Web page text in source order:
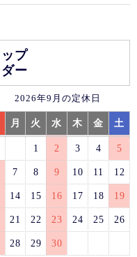
プ
ー
2026年9月の定休日
月 火 水 木 金 土
1 2 3 4 5
7 8 9 10 11 12
14 15 16 17 18 19
21 22 23 24 25 26
28 29
30